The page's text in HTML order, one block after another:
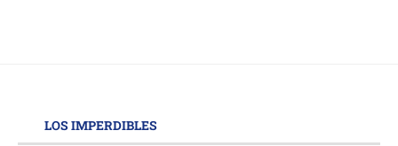
LOS IMPERDIBLES